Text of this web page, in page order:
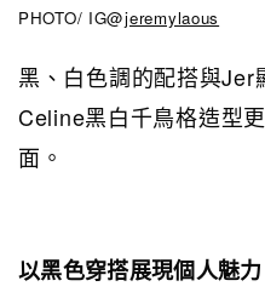
PHOTO/ IG@jeremylaous
黑、白色調的配搭與Jer
Celine黑白千鳥格造型
面。
以黑色穿搭展現個人魅力